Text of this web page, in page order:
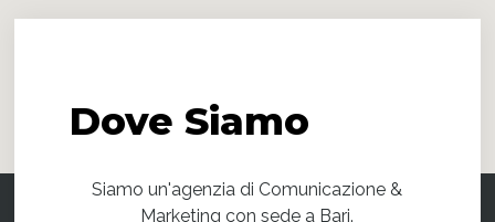
DoveSiamo
Siamo un'agenzia di Comunicazione &
Marketing con sede a Bari.